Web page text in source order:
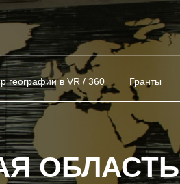
географии в VR / 360 Гранты
ОБЛАСТЬ